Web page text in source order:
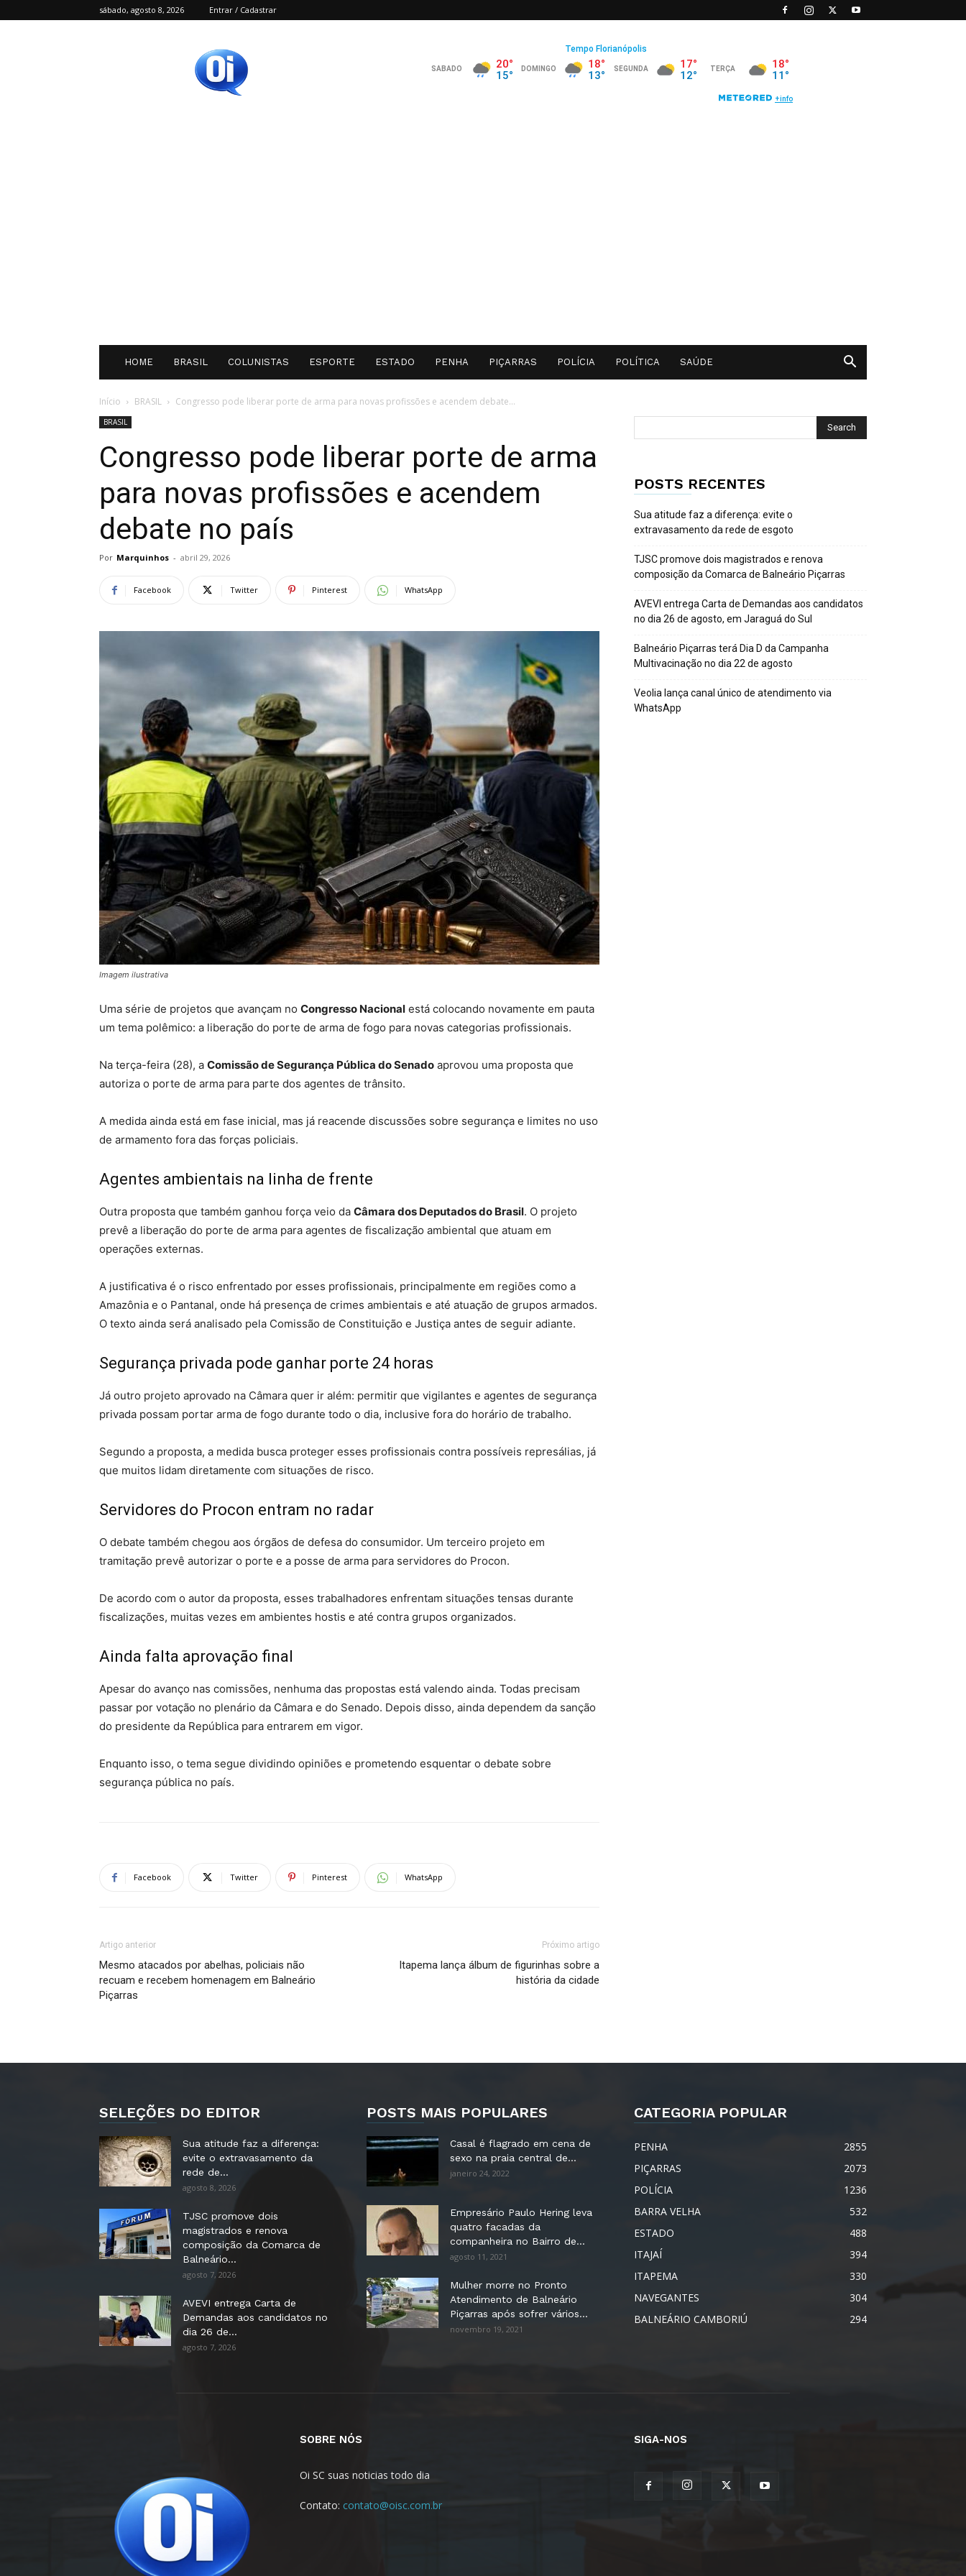
sábado, agosto 8, 2026 Entrar / Cadastrar
HOME BRASIL COLUNISTAS ESPORTE ESTADO PENHA PIÇARRAS POLÍCIA POLÍTICA SAÚDE
Início BRASIL Congresso pode liberar porte de arma para novas profissões e acendem debate...
BRASIL
Congresso pode liberar porte de arma
para novas profissões e acendem
debate no país
Por Marquinhos - abril 29, 2026
Facebook Twitter Pinterest WhatsApp
Imagem ilustrativa
Uma série de projetos que avançam no Congresso Nacional está colocando novamente em pauta
um tema polêmico: a liberação do porte de arma de fogo para novas categorias profissionais.
Na terça-feira (28), a Comissão de Segurança Pública do Senado aprovou uma proposta que
autoriza o porte de arma para parte dos agentes de trânsito.
A medida ainda está em fase inicial, mas já reacende discussões sobre segurança e limites no uso
de armamento fora das forças policiais.
Agentes ambientais na linha de frente
Outra proposta que também ganhou força veio da Câmara dos Deputados do Brasil. O projeto
prevê a liberação do porte de arma para agentes de fiscalização ambiental que atuam em
operações externas.
A justificativa é o risco enfrentado por esses profissionais, principalmente em regiões como a
Amazônia e o Pantanal, onde há presença de crimes ambientais e até atuação de grupos armados.
O texto ainda será analisado pela Comissão de Constituição e Justiça antes de seguir adiante.
Segurança privada pode ganhar porte 24 horas
Já outro projeto aprovado na Câmara quer ir além: permitir que vigilantes e agentes de segurança
privada possam portar arma de fogo durante todo o dia, inclusive fora do horário de trabalho.
Segundo a proposta, a medida busca proteger esses profissionais contra possíveis represálias, já
que muitos lidam diretamente com situações de risco.
Servidores do Procon entram no radar
O debate também chegou aos órgãos de defesa do consumidor. Um terceiro projeto em
tramitação prevê autorizar o porte e a posse de arma para servidores do Procon.
De acordo com o autor da proposta, esses trabalhadores enfrentam situações tensas durante
fiscalizações, muitas vezes em ambientes hostis e até contra grupos organizados.
Ainda falta aprovação final
Apesar do avanço nas comissões, nenhuma das propostas está valendo ainda. Todas precisam
passar por votação no plenário da Câmara e do Senado. Depois disso, ainda dependem da sanção
do presidente da República para entrarem em vigor.
Enquanto isso, o tema segue dividindo opiniões e prometendo esquentar o debate sobre
segurança pública no país.
Facebook Twitter Pinterest WhatsApp
Artigo anterior
Mesmo atacados por abelhas, policiais não
recuam e recebem homenagem em Balneário
Piçarras
Próximo artigo
Itapema lança álbum de figurinhas sobre a
história da cidade
POSTS RECENTES
Sua atitude faz a diferença: evite o
extravasamento da rede de esgoto
TJSC promove dois magistrados e renova
composição da Comarca de Balneário Piçarras
AVEVI entrega Carta de Demandas aos candidatos
no dia 26 de agosto, em Jaraguá do Sul
Balneário Piçarras terá Dia D da Campanha
Multivacinação no dia 22 de agosto
Veolia lança canal único de atendimento via
WhatsApp
SELEÇÕES DO EDITOR
Sua atitude faz a diferença:
evite o extravasamento da
rede de...
agosto 8, 2026
TJSC promove dois
magistrados e renova
composição da Comarca de
Balneário...
agosto 7, 2026
AVEVI entrega Carta de
Demandas aos candidatos no
dia 26 de...
agosto 7, 2026
POSTS MAIS POPULARES
Casal é flagrado em cena de
sexo na praia central de...
janeiro 24, 2022
Empresário Paulo Hering leva
quatro facadas da
companheira no Bairro de...
agosto 11, 2021
Mulher morre no Pronto
Atendimento de Balneário
Piçarras após sofrer vários...
novembro 19, 2021
CATEGORIA POPULAR
PENHA
2855
PIÇARRAS
2073
POLÍCIA
1236
BARRA VELHA
532
ESTADO
488
ITAJAÍ
394
ITAPEMA
330
NAVEGANTES
304
BALNEÁRIO CAMBORIÚ
294
SOBRE NÓS
Oi SC suas noticias todo dia
Contato: contato@oisc.com.br
SIGA-NOS